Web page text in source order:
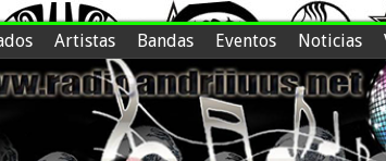
Artistas Bandas Eventos Noticias